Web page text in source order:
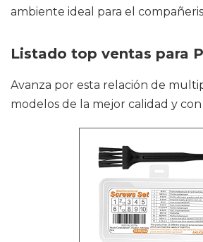
ambiente ideal para el
Listado top ventas para
Avanza por esta relación de
modelos de la mejor calidad y